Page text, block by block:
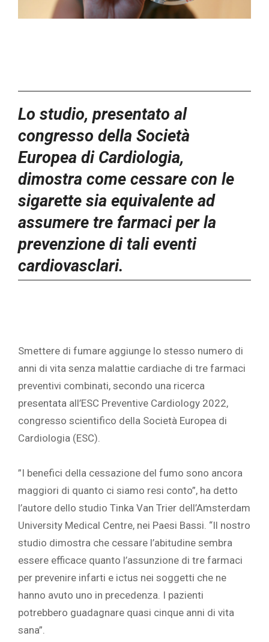
Lo studio, presentato al
congresso della Società
Europea di Cardiologia,
dimostra come cessare con le
sigarette sia equivalente ad
assumere tre farmaci per la
prevenzione di tali eventi
cardiovasclari.
Smettere di fumare aggiunge lo stesso numero di
anni di vita senza malattie cardiache di tre farmaci
preventivi combinati, secondo una ricerca
presentata all’ESC Preventive Cardiology 2022,
congresso scientifico della Società Europea di
Cardiologia (ESC). ‎
‎”I benefici della cessazione del fumo sono ancora
maggiori di quanto ci siamo resi conto”, ha detto
l’autore dello studio Tinka Van Trier dell’Amsterdam
University Medical Centre, nei Paesi Bassi. “Il nostro
studio dimostra che cessare l’abitudine sembra
essere efficace quanto l’assunzione di tre farmaci
per prevenire infarti e ictus nei soggetti che ne
hanno avuto uno in precedenza. I pazienti
potrebbero guadagnare quasi cinque anni di vita
sana”. ‎